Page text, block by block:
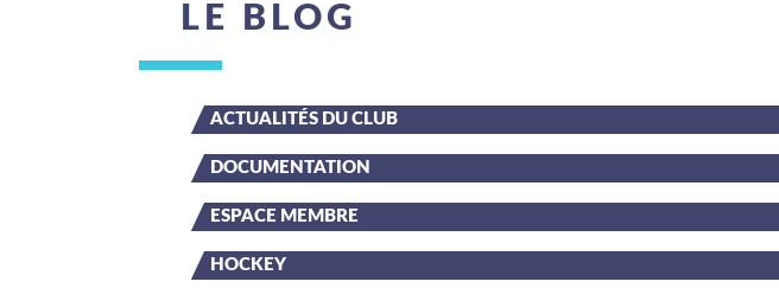
LE BLOG
ACTUALITÉS DU CLUB
DOCUMENTATION
ESPACE MEMBRE
HOCKEY